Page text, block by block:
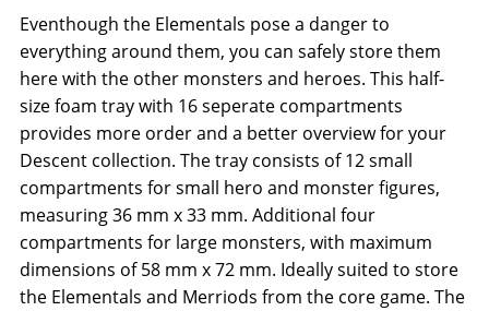
Eventhough the Elementals pose a danger to
everything around them, you can safely store them
here with the other monsters and heroes. This half-
size foam tray with 16 seperate compartments
provides more order and a better overview for your
Descent collection. The tray consists of 12 small
compartments for small hero and monster figures,
measuring 36 mm x 33 mm. Additional four
compartments for large monsters, with maximum
dimensions of 58 mm x 72 mm. Ideally suited to store
the Elementals and Merriods from the core game. The